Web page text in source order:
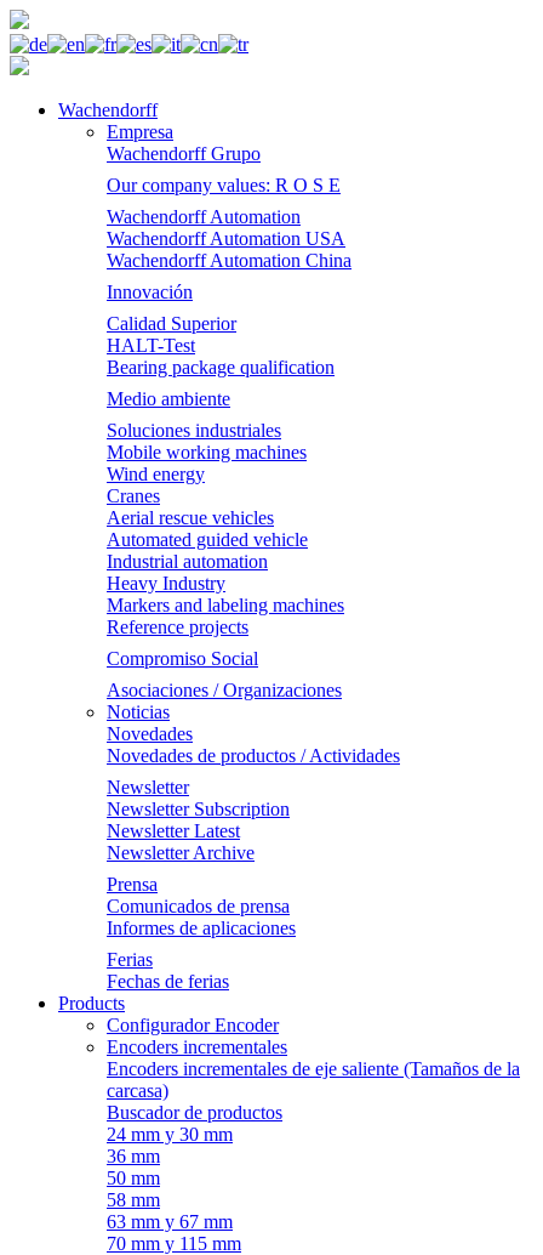
Wachendorff
Empresa
Wachendorff Grupo
Our company values: R O S E
Wachendorff Automation
Wachendorff Automation USA
Wachendorff Automation China
Innovación
Calidad Superior
HALT-Test
Bearing package qualification
Medio ambiente
Soluciones industriales
Mobile working machines
Wind energy
Cranes
Aerial rescue vehicles
Automated guided vehicle
Industrial automation
Heavy Industry
Markers and labeling machines
Reference projects
Compromiso Social
Asociaciones / Organizaciones
Noticias
Novedades
Novedades de productos / Actividades
Newsletter
Newsletter Subscription
Newsletter Latest
Newsletter Archive
Prensa
Comunicados de prensa
Informes de aplicaciones
Ferias
Fechas de ferias
Products
Configurador Encoder
Encoders incrementales
Encoders incrementales de eje saliente (Tamaños de la
carcasa)
Buscador de productos
24 mm y 30 mm
36 mm
50 mm
58 mm
63 mm y 67 mm
70 mm y 115 mm